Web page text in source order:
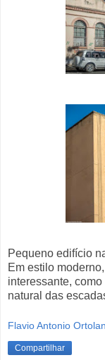
Pequeno edifício
Em estilo
interessante,
natural das
Flavio Antonio Ortolan
Compartilhar